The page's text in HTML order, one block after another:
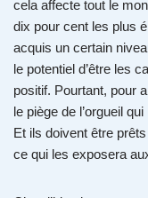
cela affecte tout le
dix pour cent les plus
acquis un certain
le potentiel d’être les
positif. Pourtant, pour
le piège de l’orgueil
Et ils doivent être
ce qui les exposera